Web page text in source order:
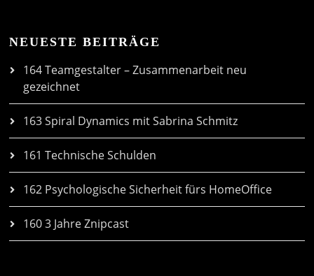
NEUESTE BEITRÄGE
164 Teamgestalter – Zusammenarbeit neu
gezeichnet
163 Spiral Dynamics mit Sabrina Schmitz
161 Technische Schulden
162 Psychologische Sicherheit fürs HomeOffice
160 3 Jahre Znipcast